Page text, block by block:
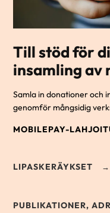
Till stöd för
insamling av
Samla in donationer och
genomför mångsidig
MOBILEPAY-
LIPASKERÄYKSET
PUBLIKATIONER,